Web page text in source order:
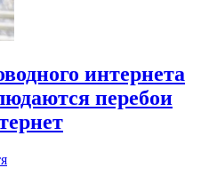
интернета
перебои